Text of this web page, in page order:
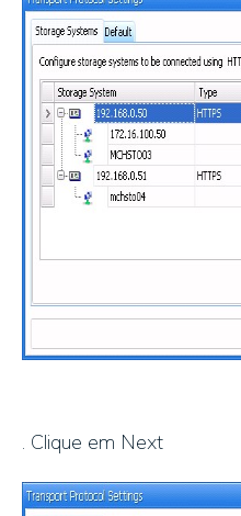
. Clique em Next